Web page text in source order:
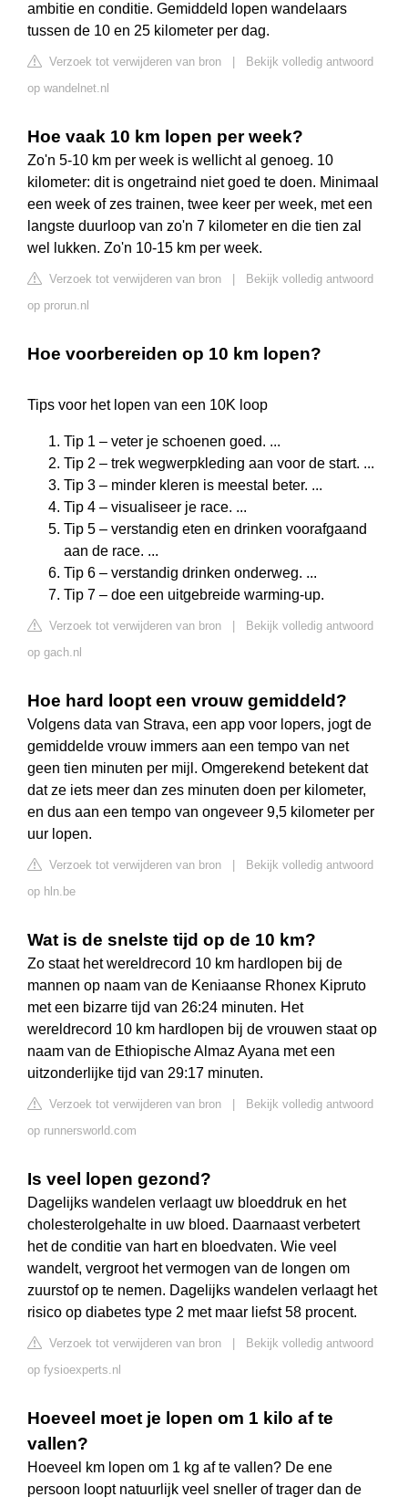
ambitie en conditie. Gemiddeld lopen wandelaars
tussen de 10 en 25 kilometer per dag.
Verzoek tot verwijderen van bron
Bekijk volledig antwoord
op wandelnet.nl
Hoe vaak 10 km lopen per week?
Zo'n 5-10 km per week is wellicht al genoeg. 10
kilometer: dit is ongetraind niet goed te doen. Minimaal
een week of zes trainen, twee keer per week, met een
langste duurloop van zo'n 7 kilometer en die tien zal
wel lukken. Zo'n 10-15 km per week.
Verzoek tot verwijderen van bron
Bekijk volledig antwoord
op prorun.nl
Hoe voorbereiden op 10 km lopen?
Tips voor het lopen van een 10K loop
Tip 1 – veter je schoenen goed. ...
Tip 2 – trek wegwerpkleding aan voor de start. ...
Tip 3 – minder kleren is meestal beter. ...
Tip 4 – visualiseer je race. ...
Tip 5 – verstandig eten en drinken voorafgaand
aan de race. ...
Tip 6 – verstandig drinken onderweg. ...
Tip 7 – doe een uitgebreide warming-up.
Verzoek tot verwijderen van bron
Bekijk volledig antwoord
op gach.nl
Hoe hard loopt een vrouw gemiddeld?
Volgens data van Strava, een app voor lopers, jogt de
gemiddelde vrouw immers aan een tempo van net
geen tien minuten per mijl. Omgerekend betekent dat
dat ze iets meer dan zes minuten doen per kilometer,
en dus aan een tempo van ongeveer 9,5 kilometer per
uur lopen.
Verzoek tot verwijderen van bron
Bekijk volledig antwoord
op hln.be
Wat is de snelste tijd op de 10 km?
Zo staat het wereldrecord 10 km hardlopen bij de
mannen op naam van de Keniaanse Rhonex Kipruto
met een bizarre tijd van 26:24 minuten. Het
wereldrecord 10 km hardlopen bij de vrouwen staat op
naam van de Ethiopische Almaz Ayana met een
uitzonderlijke tijd van 29:17 minuten.
Verzoek tot verwijderen van bron
Bekijk volledig antwoord
op runnersworld.com
Is veel lopen gezond?
Dagelijks wandelen verlaagt uw bloeddruk en het
cholesterolgehalte in uw bloed. Daarnaast verbetert
het de conditie van hart en bloedvaten. Wie veel
wandelt, vergroot het vermogen van de longen om
zuurstof op te nemen. Dagelijks wandelen verlaagt het
risico op diabetes type 2 met maar liefst 58 procent.
Verzoek tot verwijderen van bron
Bekijk volledig antwoord
op fysioexperts.nl
Hoeveel moet je lopen om 1 kilo af te
vallen?
Hoeveel km lopen om 1 kg af te vallen? De ene
persoon loopt natuurlijk veel sneller of trager dan de